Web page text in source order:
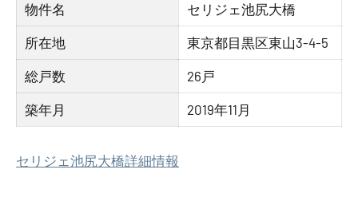
物件名 セリジェ池尻大橋
所在地 東京都目黒区東山3-4-5
総戸数 26戸
築年月 2019年11月
セリジェ池尻大橋詳細情報